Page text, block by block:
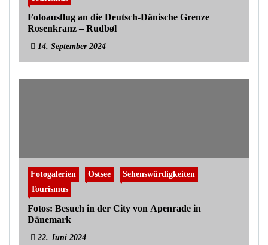
Fotoausflug an die Deutsch-Dänische Grenze
Rosenkranz – Rudbøl
14. September 2024
Fotogalerien Ostsee
Sehenswürdigkeiten
Tourismus
Fotos: Besuch in der City von Apenrade in
Dänemark
22. Juni 2024